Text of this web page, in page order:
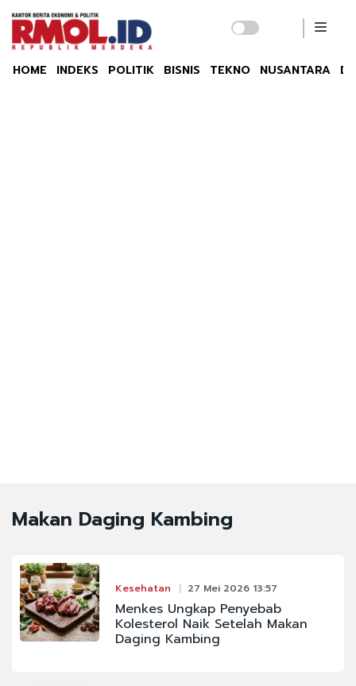
HOME INDEKS POLITIK BISNIS TEKNO NUSANTARA
Makan Daging Kambing
Kesehatan 27 Mei 2026 13:57
Menkes Ungkap Penyebab
Kolesterol Naik Setelah Makan
Daging Kambing